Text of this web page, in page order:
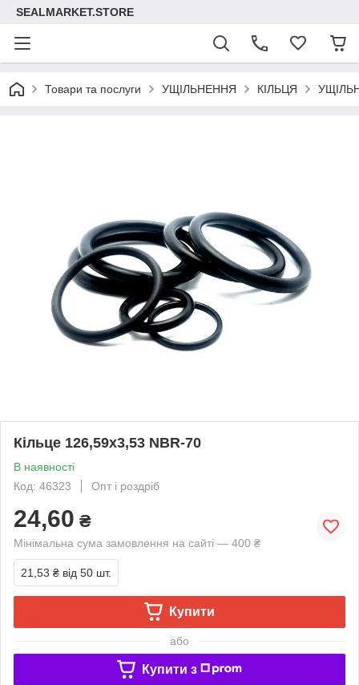
SEALMARKET.STORE
Товари та послуги УЩІЛЬНЕННЯ КІЛЬЦЯ
Кільце 126,59х3,53 NBR-70
В наявності
Код: 46323
Опт і роздріб
24,60 ₴
Мінімальна сума замовлення на сайті — 400 ₴
21,53 ₴ від 50 шт.
Купити
або
Купити з